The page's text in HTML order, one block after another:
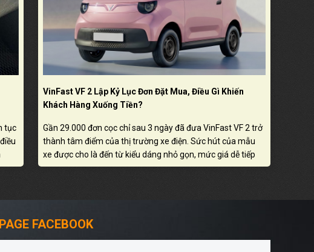
tục
VinFast VF 2 Lập Kỷ Lục Đơn Đặt Mua, Điều Gì Khiến
Khách Hàng Xuống Tiền?
Gần 29.000 đơn cọc chỉ sau 3 ngày đã đưa VinFast VF 2 trở
thành tâm điểm của thị trường xe điện. Sức hút của mẫu
xe được cho là đến từ kiểu dáng nhỏ gọn, mức giá dễ tiếp
cận và khả năng đáp ứng nhu cầu di chuyển linh hoạt trong
FACEBOOK